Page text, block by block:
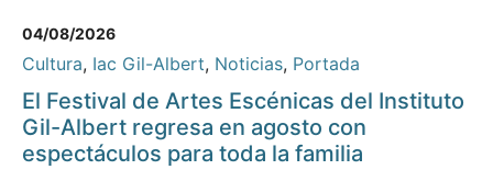
04/08/2026
Cultura, Iac Gil-Albert, Noticias, Portada
El Festival de Artes Escénicas del Instituto
Gil-Albert regresa en agosto con
espectáculos para toda la familia